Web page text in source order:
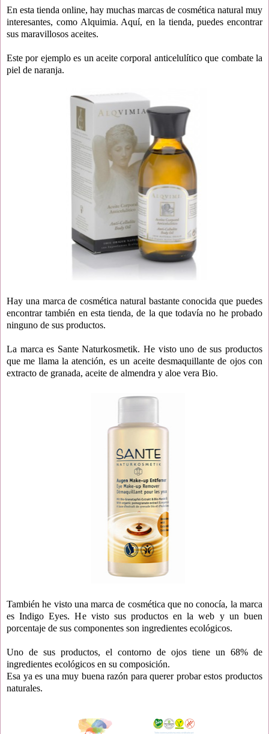
En esta tienda online, hay muchas marcas de cosmética natural muy
interesantes, como Alquimia. Aquí, en la tienda, puedes encontrar
sus maravillosos aceites.
Este por ejemplo es un aceite corporal anticelulítico que combate la
piel de naranja.
Hay una marca de cosmética natural bastante conocida que puedes
encontrar también en esta tienda, de la que todavía no he probado
ninguno de sus productos.
La marca es Sante Naturkosmetik. He visto uno de sus productos
que me llama la atención, es un aceite desmaquillante de ojos con
extracto de granada, aceite de almendra y aloe vera Bio.
También he visto una marca de cosmética que no conocía, la marca
es Indigo Eyes. He visto sus productos en la web y un buen
porcentaje de sus componentes son ingredientes ecológicos.
Uno de sus productos, el contorno de ojos tiene un 68% de
ingredientes ecológicos en su composición.
Esa ya es una muy buena razón para querer probar estos productos
naturales.